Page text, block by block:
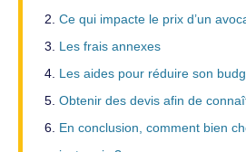
Ce qui impacte le prix d’un
Les frais annexes
Les aides pour réduire son
Obtenir des devis afin de
En conclusion, comment bien